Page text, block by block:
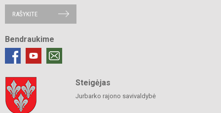
RAŠYKITE
Bendraukime
Steigėjas
Jurbarko rajono savivaldybė